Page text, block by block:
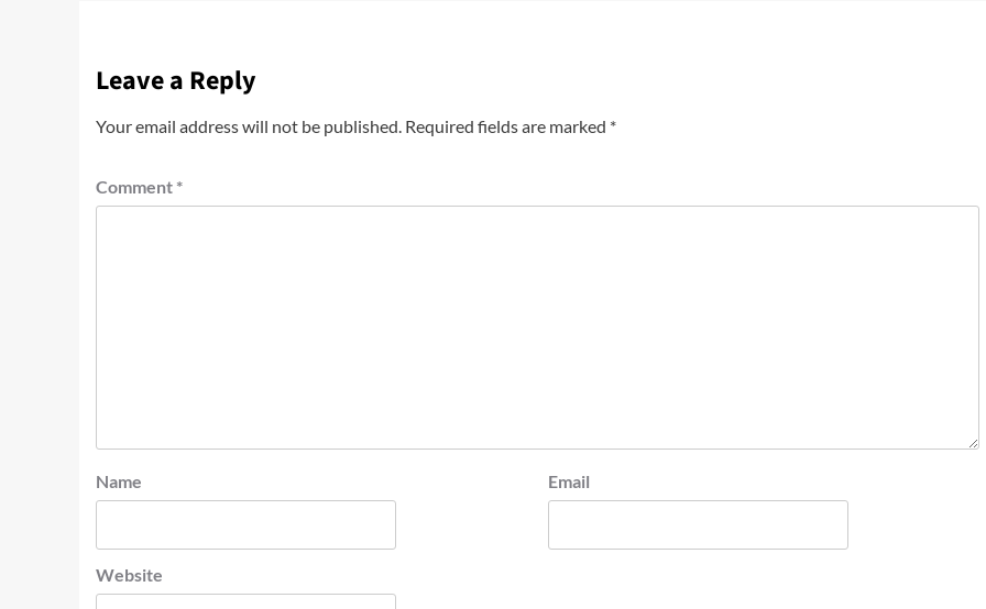
Leave a Reply
Your email address will not be published. Required fields are marked *
Comment *
Name Email
Website